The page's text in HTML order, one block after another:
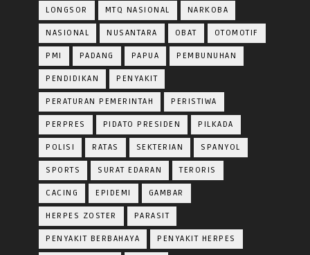
LONGSOR MTQ NASIONAL NARKOBA
NASIONAL NUSANTARA OBAT OTOMOTIF
PMI PADANG PAPUA PEMBUNUHAN
PENDIDIKAN PENYAKIT
PERATURAN PEMERINTAH PERISTIWA
PERPRES PIDATO PRESIDEN PILKADA
POLISI RATAS SEKTERIAN SPANYOL
SPORTS SURAT EDARAN TERORIS
CACING EPIDEMI GAMBAR
HERPES ZOSTER PARASIT
PENYAKIT BERBAHAYA PENYAKIT HERPES